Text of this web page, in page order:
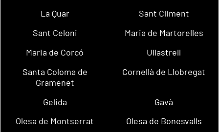
La Quar
Sant Climent
Sant Celoni
Maria de Martorelles
Maria de Corcó
Ullastrell
Santa Coloma de
Gramenet
Cornellà de Llobregat
Gelida
Gavà
Olesa de Montserrat
Olesa de Bonesvalls